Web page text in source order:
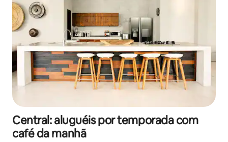
Central: aluguéis por temporada com
café da manhã